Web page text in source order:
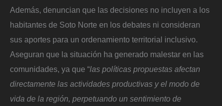
Además, denuncian que las decisiones no incluyen a los
habitantes de Soto Norte en los debates ni consideran
sus aportes para un ordenamiento territorial inclusivo.
Aseguran que la situación ha generado malestar en las
comunidades, ya que “las políticas propuestas afectan
directamente las actividades productivas y el modo de
vida de la región, perpetuando un sentimiento de